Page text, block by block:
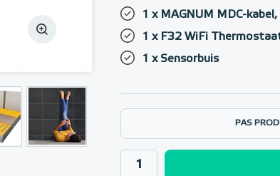
1 x MAGNUM MDC-
1 x F32 WiFi
1 x Sensorbuis
PAS